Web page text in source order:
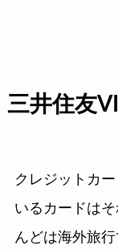
三井住友
クレジットカ
いるカードは
んどは海外旅